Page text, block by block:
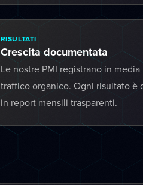
RISULTATI
Crescita documentata
Le nostre PMI registrano in media
traffico organico. Ogni risultato è
in report mensili trasparenti.